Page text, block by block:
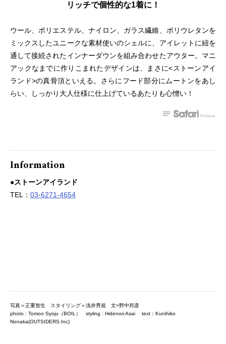
リッチで個性的な1着に！
ウール、ポリエステル、ナイロン、ガラス繊維、ポリウレタンを
ミックスしたユニークな素材使いのシェルに、アイレットに紐を
通して接続されたインナーダウンを組み合わせたアウター。マニ
アックなまでに作りこまれたデザインは、まさに<ストーンアイ
ランド>の真骨頂といえる。さらにフード部分にムートンをあし
らい、しっかり大人仕様に仕上げているあたりも心憎い！
Information
●ストーンアイランド
TEL： 03-6271-4654
写真＝正重智生 スタイリング＝浅井秀規 文=野中邦彦
photo : Tomoo Syoju（BOIL） styling : Hidenori Asai text：Kunihiko
Nonaka(OUTSIDERS.Inc)